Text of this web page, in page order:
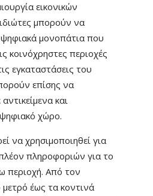
εικονικών
μπορούν να
μονοπάτια που
κοινόχρηστες περιοχές
εγκαταστάσεις του
επίσης να
και
χώρο.
να χρησιμοποιηθεί για
πληροφοριών για το
περιοχή. Από τον
έως τα κοντινά